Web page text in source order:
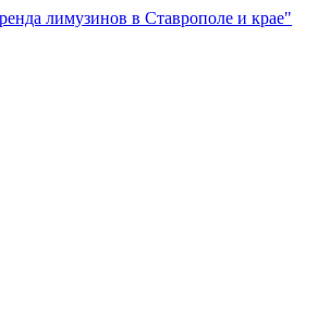
лимузинов в Ставрополе и крае"